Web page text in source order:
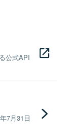
公式API
7月31日